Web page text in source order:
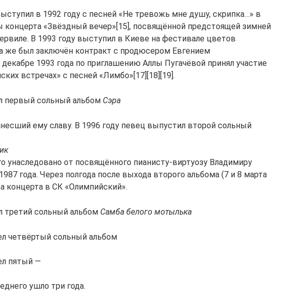
в 1992 году с песней «Не тревожь мне душу, скрипка…» в
концерта «Звёздный вечер»[15], посвящённой предстоящей зимней
В 1993 году выступил в Киеве на фестивале цветов
же был заключён контракт с продюсером Евгением
1993 года по приглашению Аллы Пугачёвой принял участие
встречах» с песней «Лимбо»[17][18][19].
первый сольный альбом Сэра
ему славу. В 1996 году певец выпустил второй сольный
унаследовано от посвящённого пианисту-виртуозу Владимиру
года. Через полгода после выхода второго альбома (7 и 8 марта
концерта в СК «Олимпийский».
третий сольный альбом Самба белого мотылька
четвёртый сольный альбом
пятый —
ушло три года.